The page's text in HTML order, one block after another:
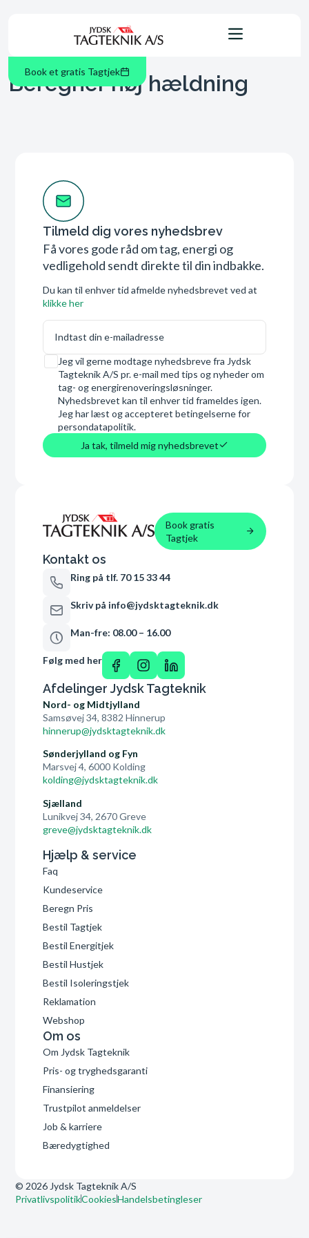
Book et gratis Tagtjek
Beregner høj hældning
Tilmeld dig vores nyhedsbrev
Få vores gode råd om tag, energi og
vedligehold sendt direkte til din indbakke.
Du kan til enhver tid afmelde nyhedsbrevet ved at
klikke her
E-mail
Samtykke
Jeg vil gerne modtage nyhedsbreve fra Jydsk
Tagteknik A/S pr. e-mail med tips og nyheder om
tag- og energirenoveringsløsninger.
Nyhedsbrevet kan til enhver tid frameldes igen.
Jeg har læst og accepteret betingelserne for
persondatapolitik.
Ja tak, tilmeld mig nyhedsbrevet
Book gratis
Tagtjek
Kontakt os
Ring på tlf. 70 15 33 44
Skriv på info@jydsktagteknik.dk
Man-fre: 08.00 – 16.00
Følg med her
Afdelinger Jydsk Tagteknik
Nord- og Midtjylland
Samsøvej 34, 8382 Hinnerup
hinnerup@jydsktagteknik.dk
Sønderjylland og Fyn
Marsvej 4, 6000 Kolding
kolding@jydsktagteknik.dk
Sjælland
Lunikvej 34, 2670 Greve
greve@jydsktagteknik.dk
Hjælp & service
Faq
Kundeservice
Beregn Pris
Bestil Tagtjek
Bestil Energitjek
Bestil Hustjek
Bestil Isoleringstjek
Reklamation
Webshop
Om os
Om Jydsk Tagteknik
Pris- og tryghedsgaranti
Finansiering
Trustpilot anmeldelser
Job & karriere
Bæredygtighed
© 2026 Jydsk Tagteknik A/S
PrivatlivspolitikCookiesHandelsbetingleser